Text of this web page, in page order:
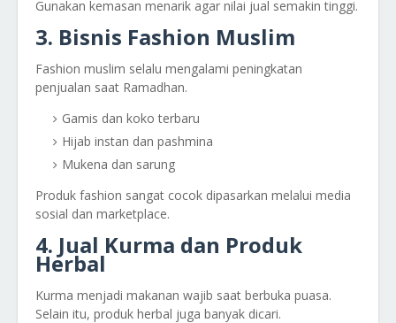
Gunakan kemasan menarik agar nilai jual semakin tinggi.
3. Bisnis Fashion Muslim
Fashion muslim selalu mengalami peningkatan
penjualan saat Ramadhan.
Gamis dan koko terbaru
Hijab instan dan pashmina
Mukena dan sarung
Produk fashion sangat cocok dipasarkan melalui media
sosial dan marketplace.
4. Jual Kurma dan Produk
Herbal
Kurma menjadi makanan wajib saat berbuka puasa.
Selain itu, produk herbal juga banyak dicari.